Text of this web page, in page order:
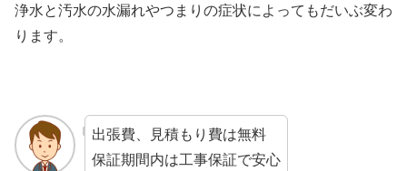
浄水と汚水の水漏れやつまりの症状によってもだいぶ変わ
ります。
出張費、見積もり費は無料
保証期間内は工事保証で安心